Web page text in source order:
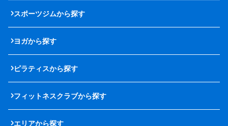
スポーツジムから探す
ヨガから探す
ピラティスから探す
フィットネスクラブから探す
エリアから探す